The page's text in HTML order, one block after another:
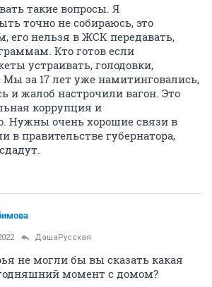
такие вопросы. Я
точно не собираюсь, это
его нельзя в ЖСК передавать,
Кто готов если
устраивать, голодовки,
за 17 лет уже намитинговались,
и жалоб настрочили вагон. Это
коррупция и
Нужны очень хорошие связи в
в правительстве губернатора,
ДашаРусская
не могли бы вы сказать какая
момент с домом?